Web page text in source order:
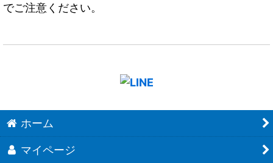
でご注意ください。
ホーム
マイページ